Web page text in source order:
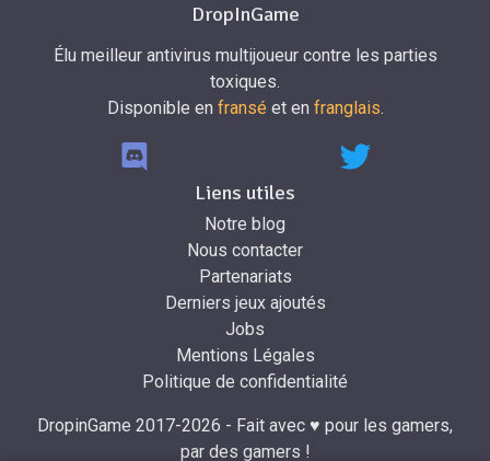
DropInGame
Élu meilleur antivirus multijoueur contre les parties
toxiques.
Disponible en fransé et en franglais.
Liens utiles
Notre blog
Nous contacter
Partenariats
Derniers jeux ajoutés
Jobs
Mentions Légales
Politique de confidentialité
DropinGame 2017-2026 - Fait avec ♥ pour les gamers,
par des gamers !